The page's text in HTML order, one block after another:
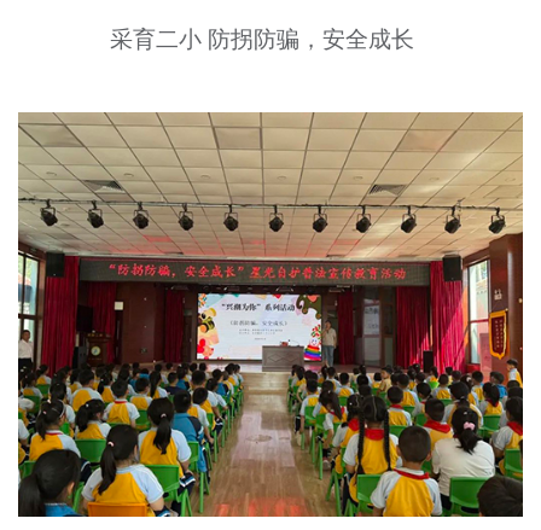
采育二小 防拐防骗，安全成长